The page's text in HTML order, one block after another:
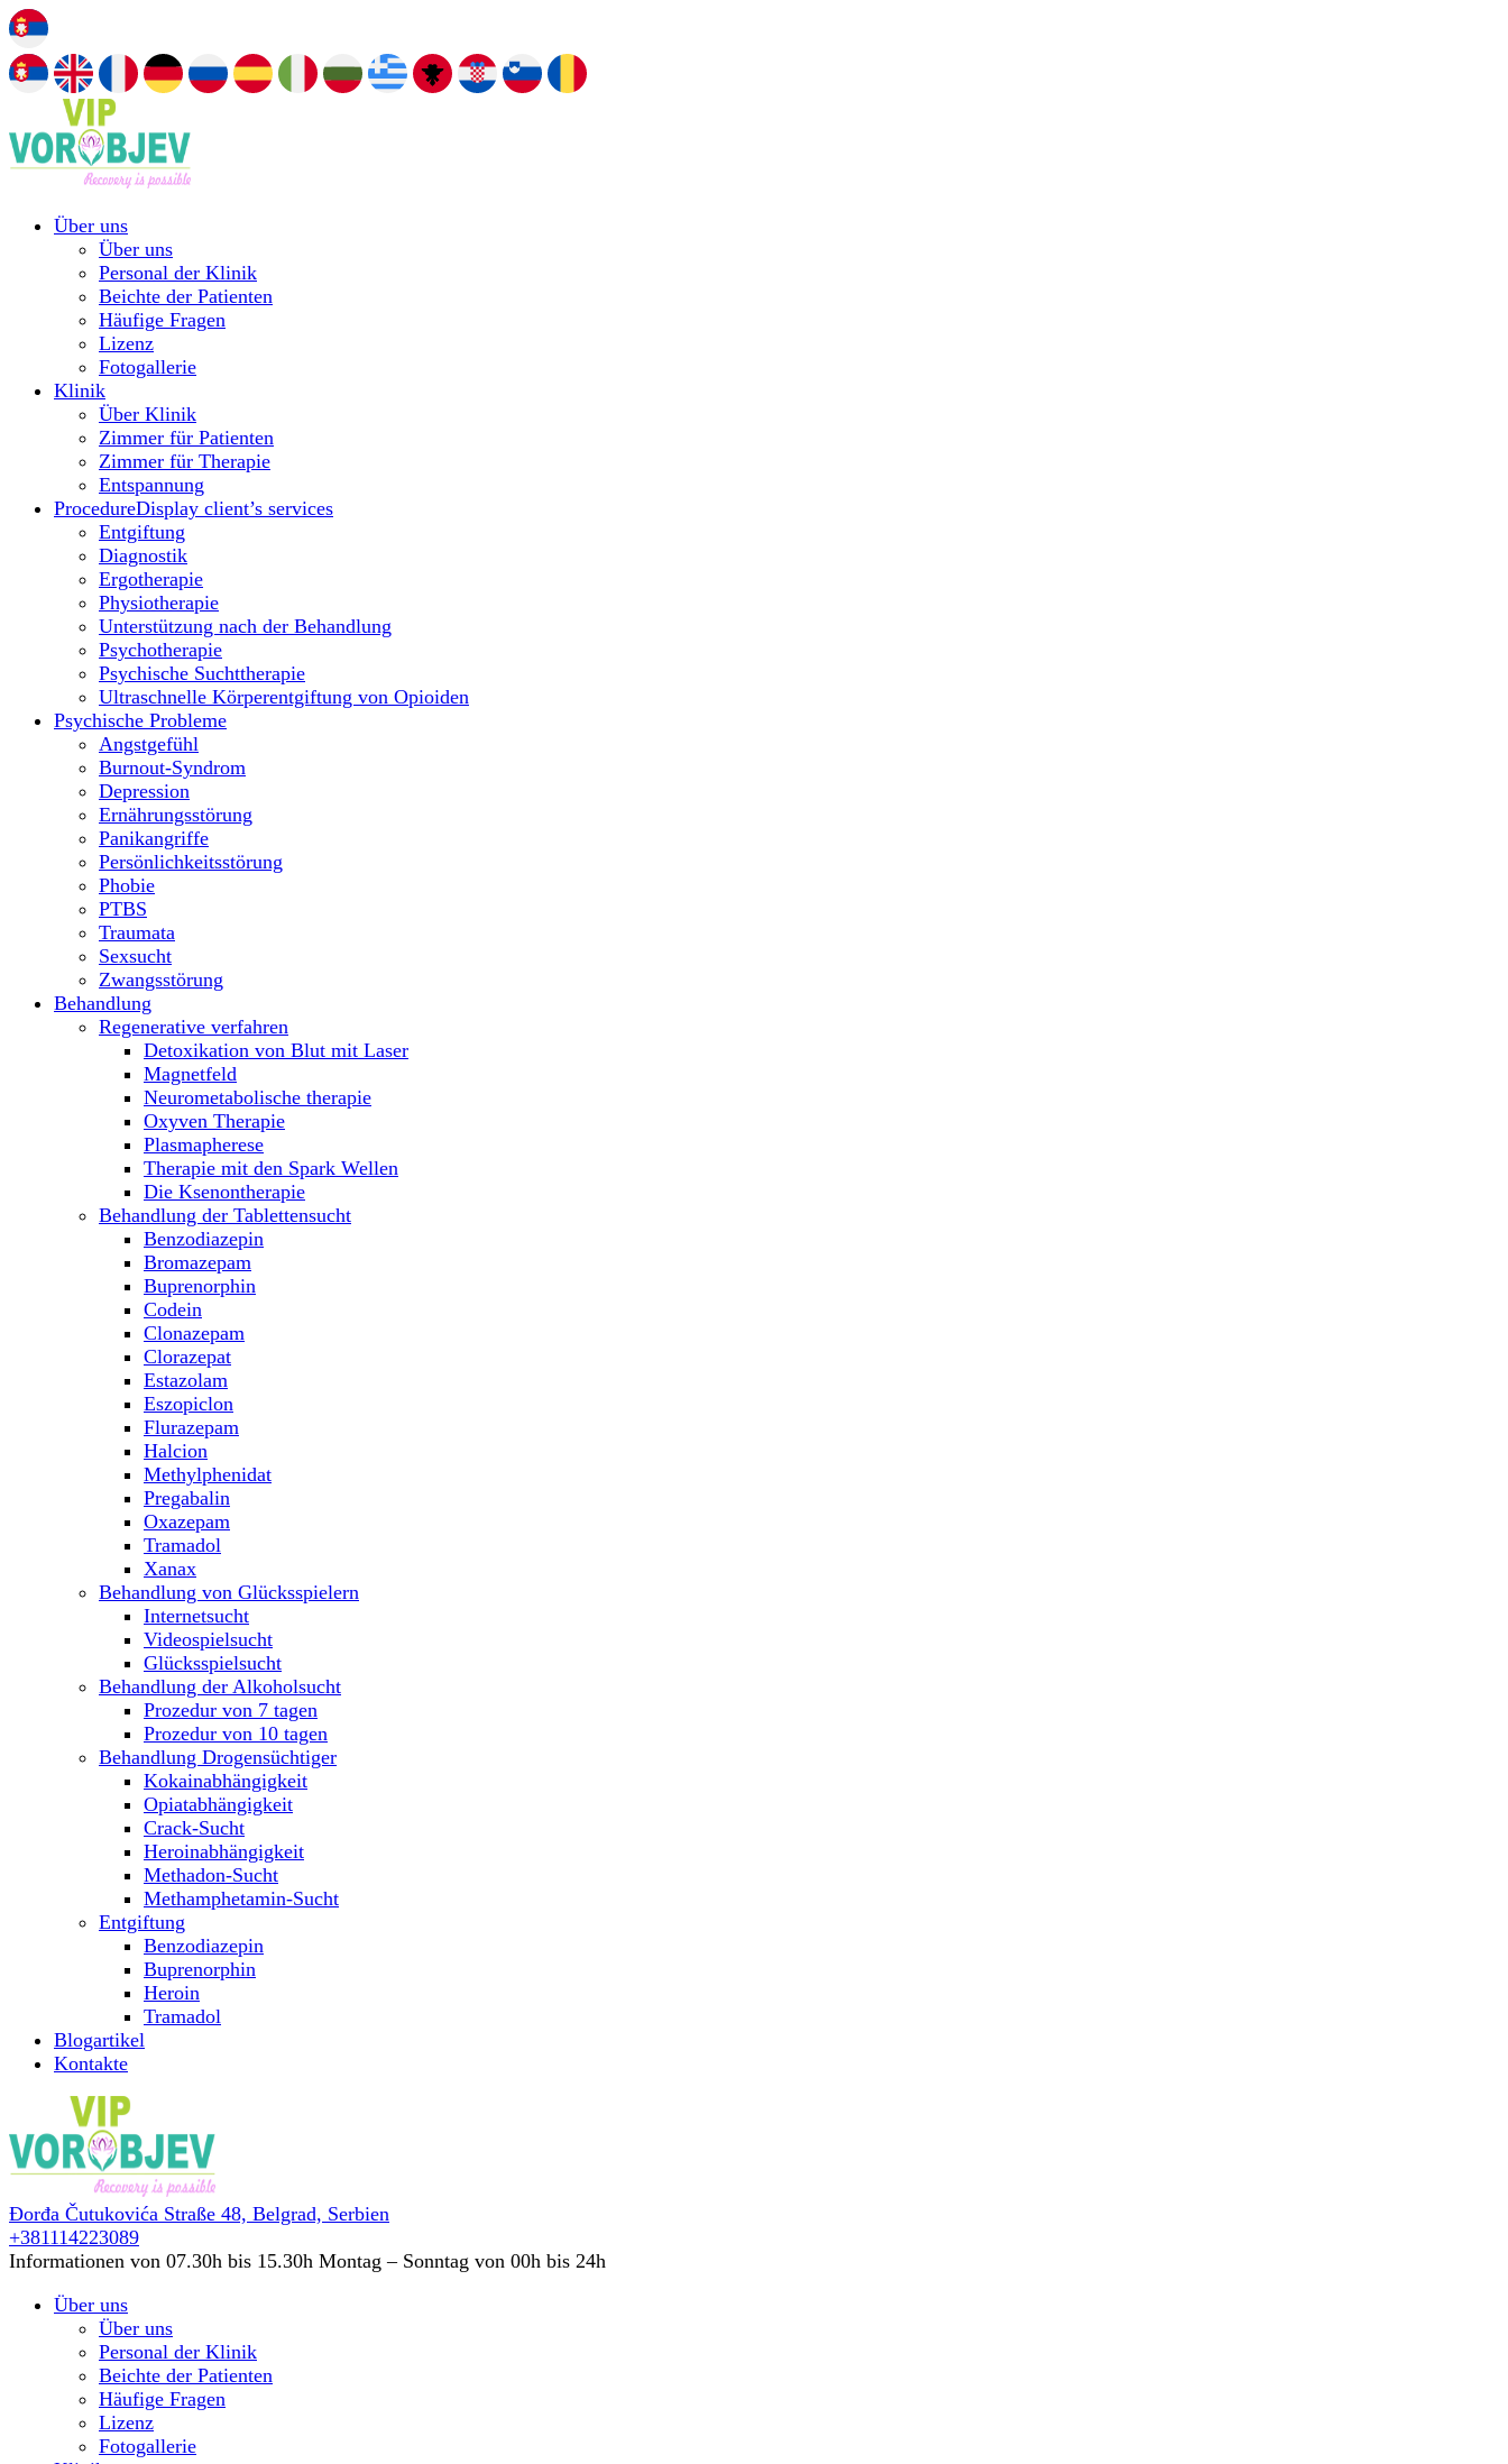
Über uns
Über uns
Personal der Klinik
Beichte der Patienten
Häufige Fragen
Lizenz
Fotogallerie
Klinik
Über Klinik
Zimmer für Patienten
Zimmer für Therapie
Entspannung
ProcedureDisplay client’s services
Entgiftung
Diagnostik
Ergotherapie
Physiotherapie
Unterstützung nach der Behandlung
Psychotherapie
Psychische Suchttherapie
Ultraschnelle Körperentgiftung von Opioiden
Psychische Probleme
Angstgefühl
Burnout-Syndrom
Depression
Ernährungsstörung
Panikangriffe
Persönlichkeitsstörung
Phobie
PTBS
Traumata
Sexsucht
Zwangsstörung
Behandlung
Regenerative verfahren
Detoxikation von Blut mit Laser
Magnetfeld
Neurometabolische therapie
Oxyven Therapie
Plasmapherese
Therapie mit den Spark Wellen
Die Ksenontherapie
Behandlung der Tablettensucht
Benzodiazepin
Bromazepam
Buprenorphin
Codein
Clonazepam
Clorazepat
Estazolam
Eszopiclon
Flurazepam
Halcion
Methylphenidat
Pregabalin
Oxazepam
Tramadol
Xanax
Behandlung von Glücksspielern
Internetsucht
Videospielsucht
Glücksspielsucht
Behandlung der Alkoholsucht
Prozedur von 7 tagen
Prozedur von 10 tagen
Behandlung Drogensüchtiger
Kokainabhängigkeit
Opiatabhängigkeit
Crack-Sucht
Heroinabhängigkeit
Methadon-Sucht
Methamphetamin-Sucht
Entgiftung
Benzodiazepin
Buprenorphin
Heroin
Tramadol
Blogartikel
Kontakte
Đorđa Čutukovića Straße 48, Belgrad, Serbien
+381114223089
Informationen von 07.30h bis 15.30h Montag – Sonntag von 00h bis 24h
Über uns
Über uns
Personal der Klinik
Beichte der Patienten
Häufige Fragen
Lizenz
Fotogallerie